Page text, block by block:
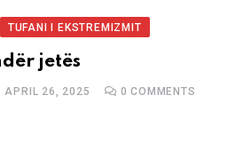
TUFANI I EKSTREMIZMIT
jetës
APRIL 26, 2025 0 COMMENTS